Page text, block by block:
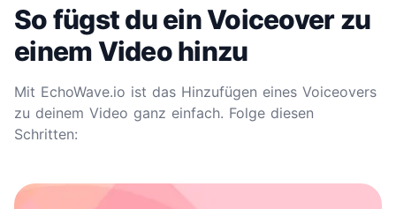
So fügst du ein Voiceover zu
einem Video hinzu
Mit EchoWave.io ist das Hinzufügen eines Voiceovers
zu deinem Video ganz einfach. Folge diesen
Schritten: